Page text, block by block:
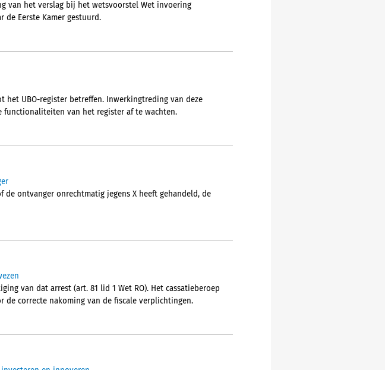
van het verslag bij het wetsvoorstel Wet invoering
de Eerste Kamer gestuurd.
UBO-register betreffen. Inwerkingtreding van deze
functionaliteiten van het register af te wachten.
ontvanger onrechtmatig jegens X heeft gehandeld, de
van dat arrest (art. 81 lid 1 Wet RO). Het cassatieberoep
correcte nakoming van de fiscale verplichtingen.